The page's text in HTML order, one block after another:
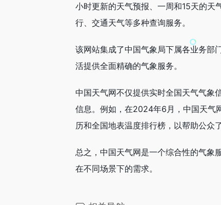
小时更新的天气预报、一周和15天的天
行、交通天气等多种查询服务。
该网站集成了中国气象局下属各业务部
活提供全面精确的气象服务。
中国天气网不仅提供实时全国天气气象
信息。例如，在2024年6月，中国天气
历和全国地表温度排行榜，以帮助公众
总之，中国天气网是一个综合性的气象
在不同场景下的需求。